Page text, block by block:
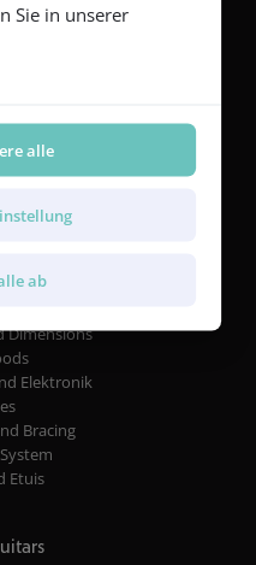
Dimensions
Elektronik
Bracing
Etuis
Sie in unserer
alle
ab